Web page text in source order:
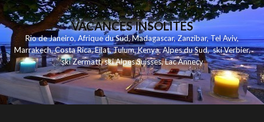
VACANCES INSOLITES
Rio de Janeiro,Afrique du Sud,Madagascar,Zanzibar,Tel Aviv,
Marrakech,Costa Rica,Eilat,Tulum,Kenya,Alpes du Sud,ski Verbier,
ski Zermatt,ski Alpes Suisses,Lac Annecy